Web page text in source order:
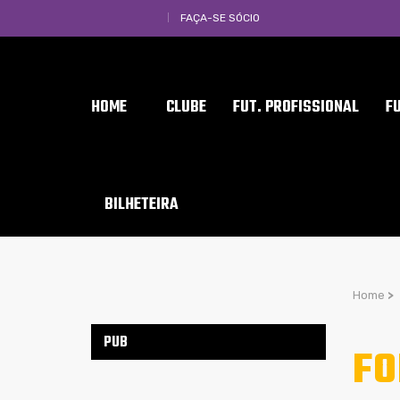
FAÇA-SE SÓCIO
HOME CLUBE FUT. PROFISSIONAL
BILHETEIRA
Home >
PUB